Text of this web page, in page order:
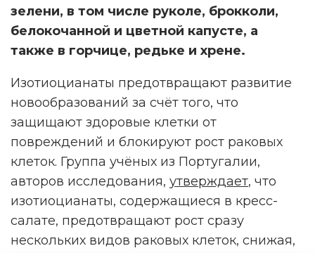
зелени, в том числе руколе, брокколи,
белокочанной и цветной капусте, а
также в горчице, редьке и хрене.
Изотиоцианаты предотвращают развитие
новообразований за счёт того, что
защищают здоровые клетки от
повреждений и блокируют рост раковых
клеток. Группа учёных из Португалии,
авторов исследования, утверждает, что
изотиоцианаты, содержащиеся в кресс-
салате, предотвращают рост сразу
нескольких видов раковых клеток, снижая,